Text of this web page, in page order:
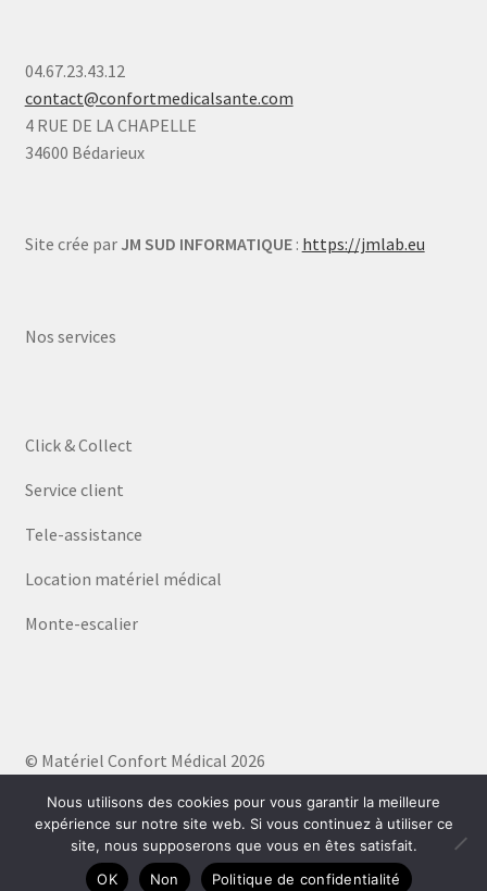
04.67.23.43.12
contact@confortmedicalsante.com
4 RUE DE LA CHAPELLE
34600 Bédarieux
Site crée par JM SUD INFORMATIQUE: https://jmlab.eu
Nos services
Click & Collect
Service client
Tele-assistance
Location matériel médical
Monte-escalier
© Matériel Confort Médical 2026
Nous utilisons des cookies pour vous garantir la meilleure
expérience sur notre site web. Si vous continuez à utiliser ce
site, nous supposerons que vous en êtes satisfait.
OK
Non Politique de confidentialité